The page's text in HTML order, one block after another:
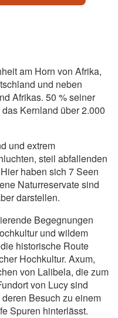
am Horn von Afrika,
und neben
Afrikas. 50 % seiner
Kernland über 2.000
und extrem
steil abfallenden
haben sich 7 Seen
Naturreservate sind
darstellen.
Begegnungen
und wildem
historische Route
Hochkultur. Axum,
von Lalibela, die zum
von Lucy sind
Besuch zu einem
Spuren hinterlässt.